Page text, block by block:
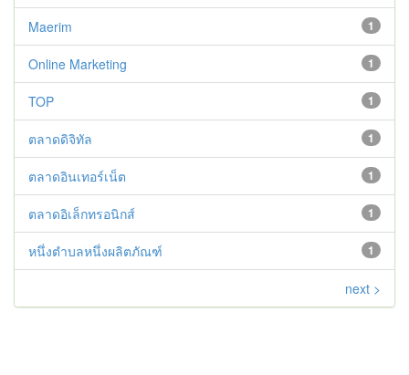
1
Maerim
1
Online Marketing
1
TOP
1
ตลาดดิจิทัล
1
ตลาดอินเทอร์เน็ต
1
ตลาดอิเล็กทรอนิกส์
1
หนึ่งตำบลหนึ่งผลิตภัณฑ์
next >